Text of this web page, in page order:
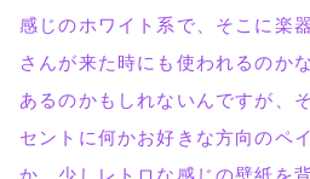
感じのホワイト系で、そこに楽
さんが来た時にも使われるのか
あるのかもしれないんですが、
セントに何かお好きな方向のペ